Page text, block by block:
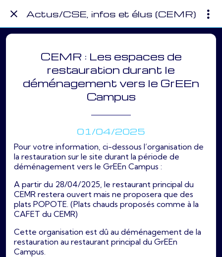
Actus/CSE, infos et élus (CEMR)
CEMR : Les espaces de
restauration durant le
déménagement vers le GrEEn
Campus
01/04/2025
Pour votre information, ci-dessous l’organisation de
la restauration sur le site durant la période de
déménagement vers le GrEEn Campus :
A partir du 28/04/2025, le restaurant principal du
CEMR restera ouvert mais ne proposera que des
plats POPOTE. (Plats chauds proposés comme à la
CAFET du CEMR)
Cette organisation est dû au déménagement de la
restauration au restaurant principal du GrEEn
Campus.